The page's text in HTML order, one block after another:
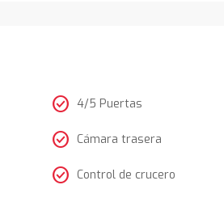
check_circle 4/5 Puertas
check_circle Cámara trasera
check_circle Control de crucero